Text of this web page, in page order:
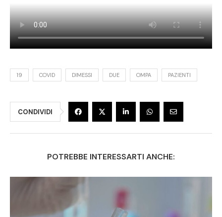
19 COVID DIMESSI DUE OMPA PAZIENTI
CONDIVIDI
POTREBBE INTERESSARTI ANCHE: